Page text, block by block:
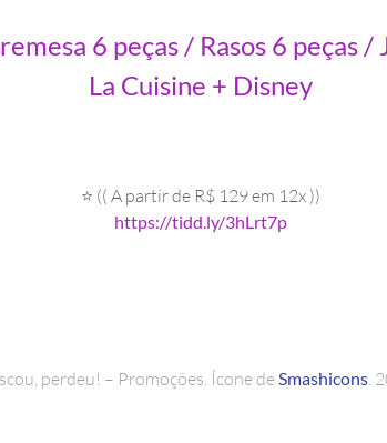
6 peças / Rasos 6 peças
La Cuisine + Disney
⭐ (( A partir de R$ 129 em 12x ))
https://tidd.ly/3hLrt7p
perdeu! – Promoções. Ícone deSmashicons .